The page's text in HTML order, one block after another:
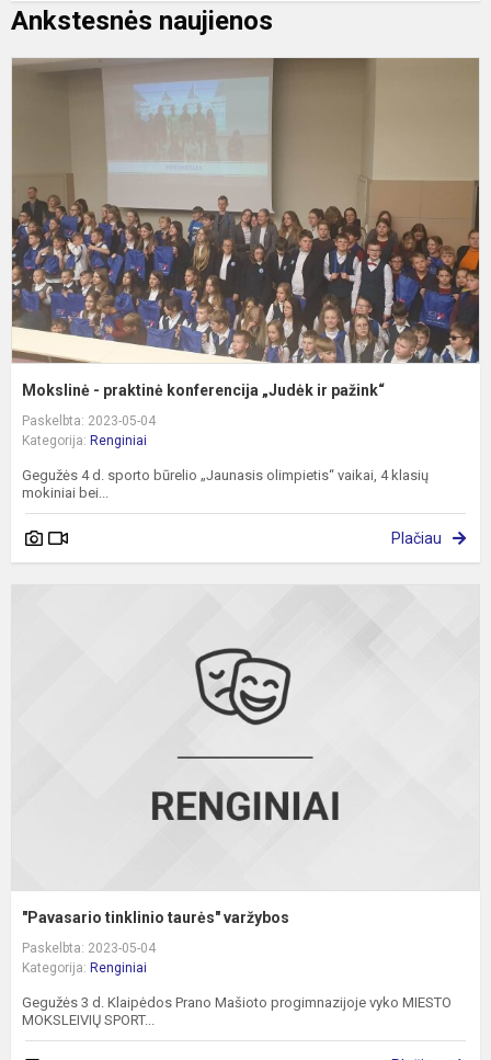
Ankstesnės naujienos
Mokslinė - praktinė konferencija „Judėk ir pažink“
Paskelbta: 2023-05-04
Kategorija: Renginiai
Gegužės 4 d. sporto būrelio „Jaunasis olimpietis“ vaikai, 4 klasių
mokiniai bei...
Plačiau
"Pavasario tinklinio taurės" varžybos
Paskelbta: 2023-05-04
Kategorija: Renginiai
Gegužės 3 d. Klaipėdos Prano Mašioto progimnazijoje vyko MIESTO
MOKSLEIVIŲ SPORT...